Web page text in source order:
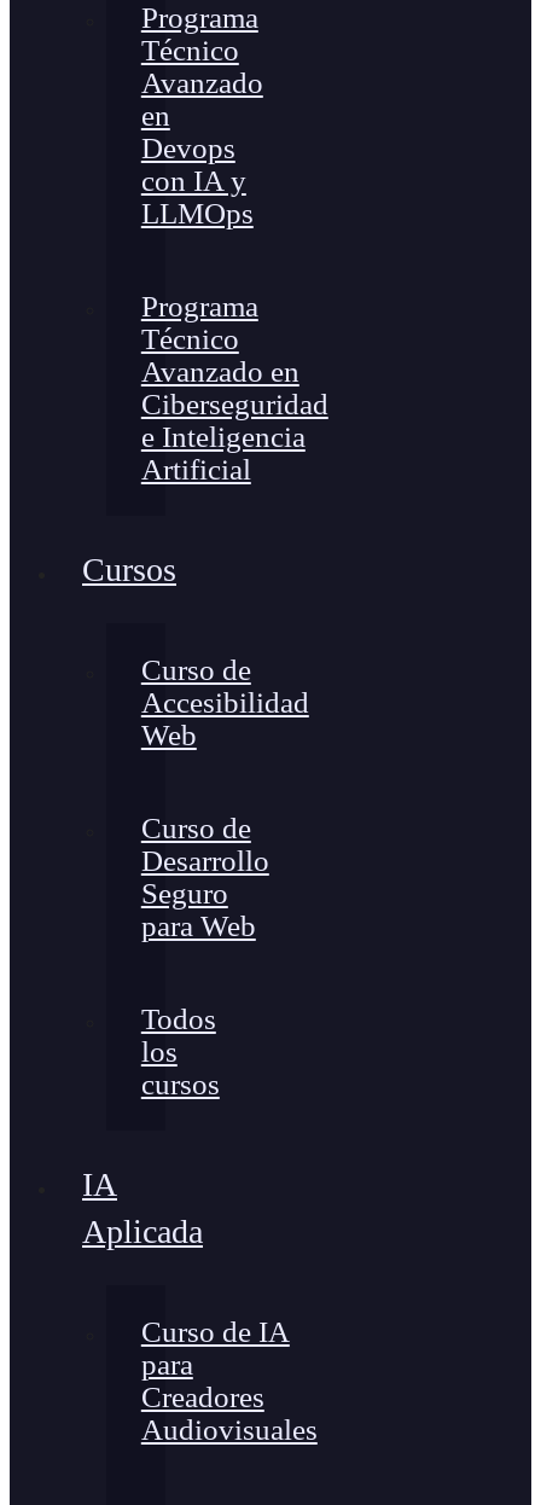
Programa
Técnico
Avanzado
en
Devops
con IA y
LLMOps
Programa
Técnico
Avanzado en
Ciberseguridad
e Inteligencia
Artificial
Cursos
Curso de
Accesibilidad
Web
Curso de
Desarrollo
Seguro
para Web
Todos
los
cursos
IA
Aplicada
Curso de IA
para
Creadores
Audiovisuales